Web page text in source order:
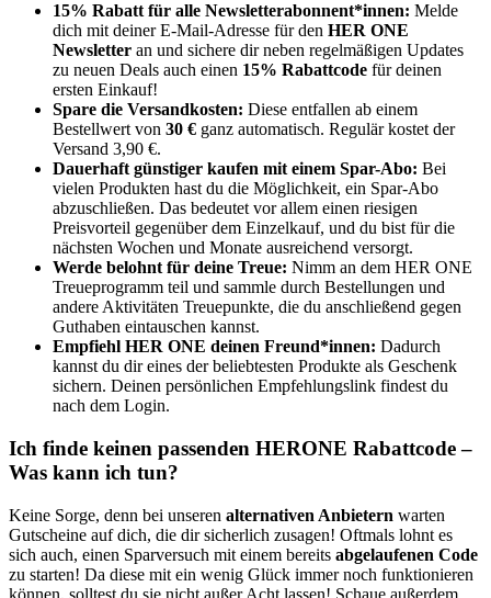
15% Rabatt für alle Newsletterabonnent*innen: Melde
dich mit deiner E-Mail-Adresse für den HER ONE
Newsletter an und sichere dir neben regelmäßigen Updates
zu neuen Deals auch einen 15% Rabattcode für deinen
ersten Einkauf!
Spare die Versandkosten: Diese entfallen ab einem
Bestellwert von 30 € ganz automatisch. Regulär kostet der
Versand 3,90 €.
Dauerhaft günstiger kaufen mit einem Spar-Abo: Bei
vielen Produkten hast du die Möglichkeit, ein Spar-Abo
abzuschließen. Das bedeutet vor allem einen riesigen
Preisvorteil gegenüber dem Einzelkauf, und du bist für die
nächsten Wochen und Monate ausreichend versorgt.
Werde belohnt für deine Treue: Nimm an dem HER ONE
Treueprogramm teil und sammle durch Bestellungen und
andere Aktivitäten Treuepunkte, die du anschließend gegen
Guthaben eintauschen kannst.
Empfiehl HER ONE deinen Freund*innen: Dadurch
kannst du dir eines der beliebtesten Produkte als Geschenk
sichern. Deinen persönlichen Empfehlungslink findest du
nach dem Login.
Ich finde keinen passenden HERONE Rabattcode –
Was kann ich tun?
Keine Sorge, denn bei unseren alternativen Anbietern warten
Gutscheine auf dich, die dir sicherlich zusagen! Oftmals lohnt es
sich auch, einen Sparversuch mit einem bereits abgelaufenen Code
zu starten! Da diese mit ein wenig Glück immer noch funktionieren
können, solltest du sie nicht außer Acht lassen! Schaue außerdem